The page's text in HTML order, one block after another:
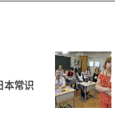
本常识